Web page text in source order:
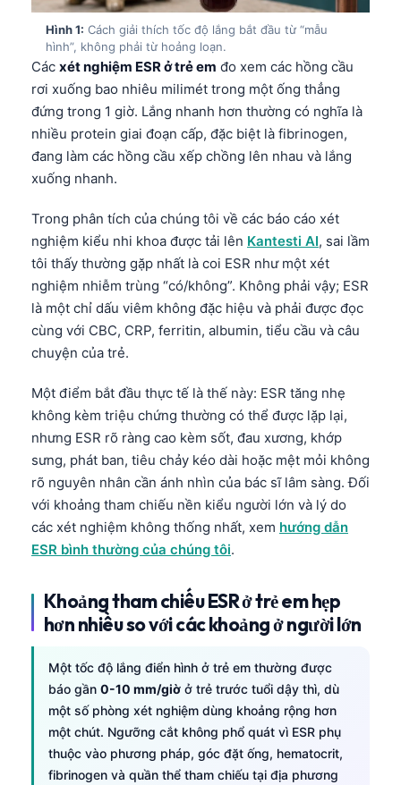
Hình 1: Cách giải thích tốc độ lắng bắt đầu từ “mẫu
hình”, không phải từ hoảng loạn.
Các xét nghiệm ESR ở trẻ em đo xem các hồng cầu
rơi xuống bao nhiêu milimét trong một ống thẳng
đứng trong 1 giờ. Lắng nhanh hơn thường có nghĩa là
nhiều protein giai đoạn cấp, đặc biệt là fibrinogen,
đang làm các hồng cầu xếp chồng lên nhau và lắng
xuống nhanh.
Trong phân tích của chúng tôi về các báo cáo xét
nghiệm kiểu nhi khoa được tải lên Kantesti AI, sai lầm
tôi thấy thường gặp nhất là coi ESR như một xét
nghiệm nhiễm trùng “có/không”. Không phải vậy; ESR
là một chỉ dấu viêm không đặc hiệu và phải được đọc
cùng với CBC, CRP, ferritin, albumin, tiểu cầu và câu
chuyện của trẻ.
Một điểm bắt đầu thực tế là thế này: ESR tăng nhẹ
không kèm triệu chứng thường có thể được lặp lại,
nhưng ESR rõ ràng cao kèm sốt, đau xương, khớp
sưng, phát ban, tiêu chảy kéo dài hoặc mệt mỏi không
rõ nguyên nhân cần ánh nhìn của bác sĩ lâm sàng. Đối
với khoảng tham chiếu nền kiểu người lớn và lý do
các xét nghiệm không thống nhất, xem hướng dẫn
ESR bình thường của chúng tôi.
Khoảng tham chiếu ESR ở trẻ em hẹp
hơn nhiều so với các khoảng ở người lớn
Một tốc độ lắng điển hình ở trẻ em thường được
báo gần 0-10 mm/giờ ở trẻ trước tuổi dậy thì, dù
một số phòng xét nghiệm dùng khoảng rộng hơn
một chút. Ngưỡng cắt không phổ quát vì ESR phụ
thuộc vào phương pháp, góc đặt ống, hematocrit,
fibrinogen và quần thể tham chiếu tại địa phương